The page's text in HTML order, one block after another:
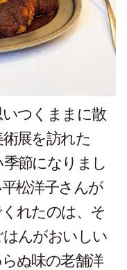
つくままに散
展を訪れた
節になりまし
松洋子さんが
くれたのは、そ
んがおいしい
ぬ味の老舗洋